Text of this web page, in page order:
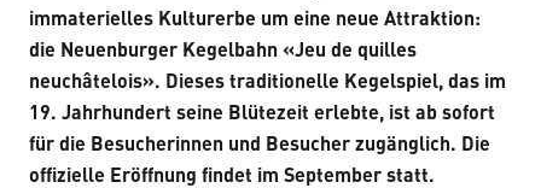
immaterielles Kulturerbe um eine neue Attraktion:
die Neuenburger Kegelbahn «Jeu de quilles
neuchâtelois». Dieses traditionelle Kegelspiel, das im
19. Jahrhundert seine Blütezeit erlebte, ist ab sofort
für die Besucherinnen und Besucher zugänglich. Die
offizielle Eröffnung findet im September statt.